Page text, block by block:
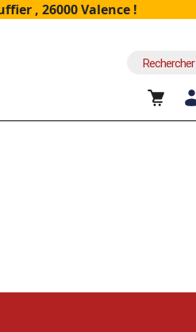
, 26000 Valence !
Recherche